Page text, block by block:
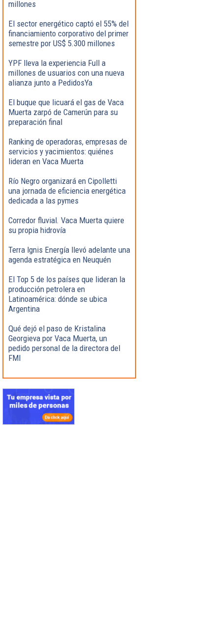
millones
El sector energético captó el 55% del
financiamiento corporativo del primer
semestre por US$ 5.300 millones
YPF lleva la experiencia Full a
millones de usuarios con una nueva
alianza junto a PedidosYa
El buque que licuará el gas de Vaca
Muerta zarpó de Camerún para su
preparación final
Ranking de operadoras, empresas de
servicios y yacimientos: quiénes
lideran en Vaca Muerta
Río Negro organizará en Cipolletti
una jornada de eficiencia energética
dedicada a las pymes
Corredor fluvial. Vaca Muerta quiere
su propia hidrovía
Terra Ignis Energía llevó adelante una
agenda estratégica en Neuquén
El Top 5 de los países que lideran la
producción petrolera en
Latinoamérica: dónde se ubica
Argentina
Qué dejó el paso de Kristalina
Georgieva por Vaca Muerta, un
pedido personal de la directora del
FMI